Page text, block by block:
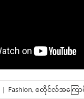
| Fashion,စတိုင်လ်အကြောင်